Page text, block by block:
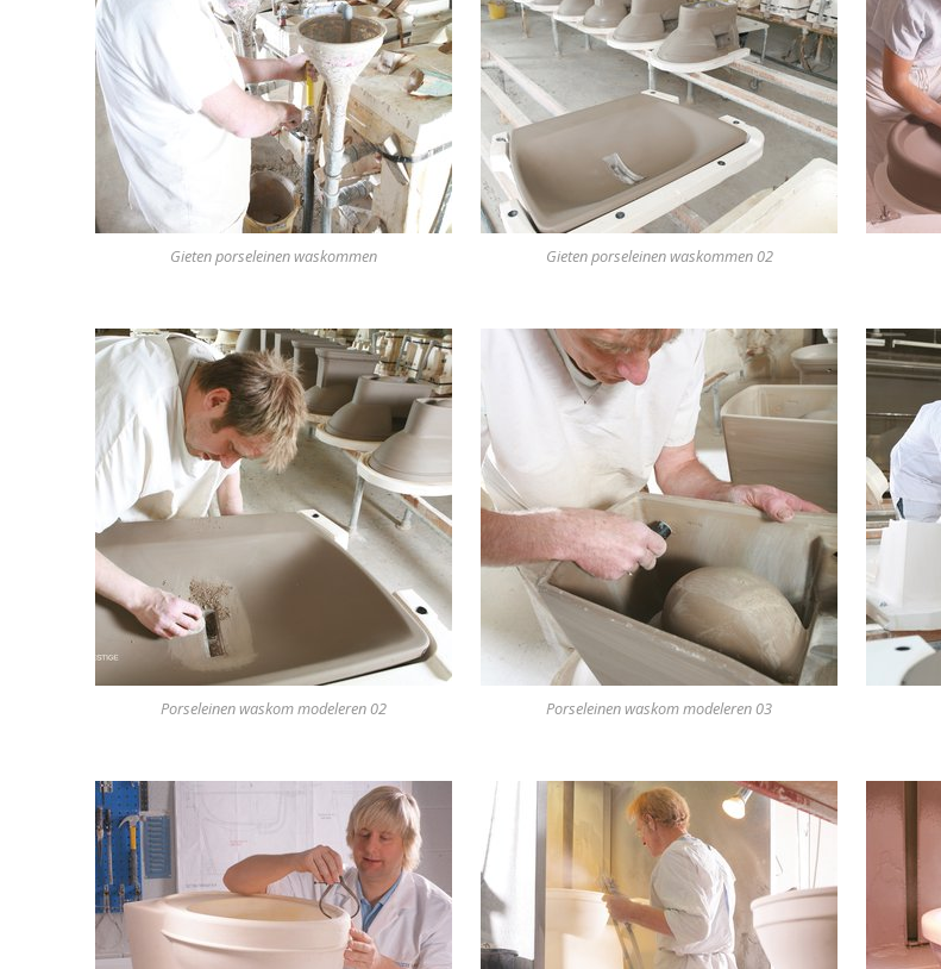
Gieten porseleinen waskommen Gieten porseleinen waskommen 02
Porseleinen waskom modeleren 02 Porseleinen waskom modeleren 03